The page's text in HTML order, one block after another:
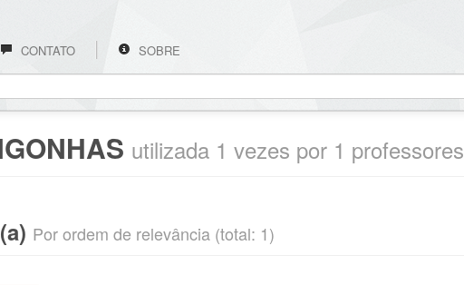
CONTATO SOBRE
utilizada 1 vezes por 1 professores
Por ordem de relevância (total: 1)